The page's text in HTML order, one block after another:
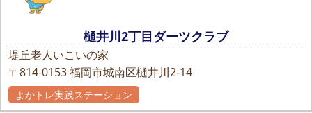
樋井川2丁目ダーツクラブ
堤丘老人いこいの家
〒814-0153福岡市城南区樋井川2-14
よかトレ実践ステーション